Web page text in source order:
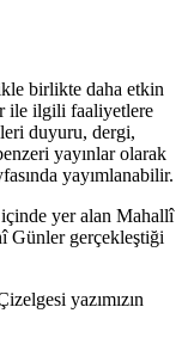
birlikte daha etkin
ile ilgili faaliyetlere
duyuru, dergi,
yayınlar olarak
yayımlanabilir.
yer alan Mahallî
Günler gerçekleştiği
yazımızın